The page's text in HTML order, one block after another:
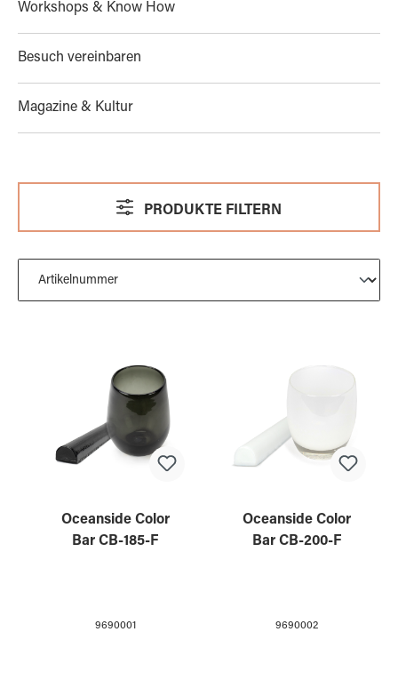
Workshops & Know How
Besuch vereinbaren
Magazine & Kultur
PRODUKTE FILTERN
Oceanside Color
Bar CB-185-F
9690001
Oceanside Color
Bar CB-200-F
9690002